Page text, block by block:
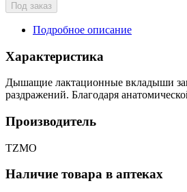
Под заказ
Подробное описание
Характеристика
Дышащие лактационные вкладыши
раздражений. Благодаря
Производитель
TZMO
Наличие товара в аптеках